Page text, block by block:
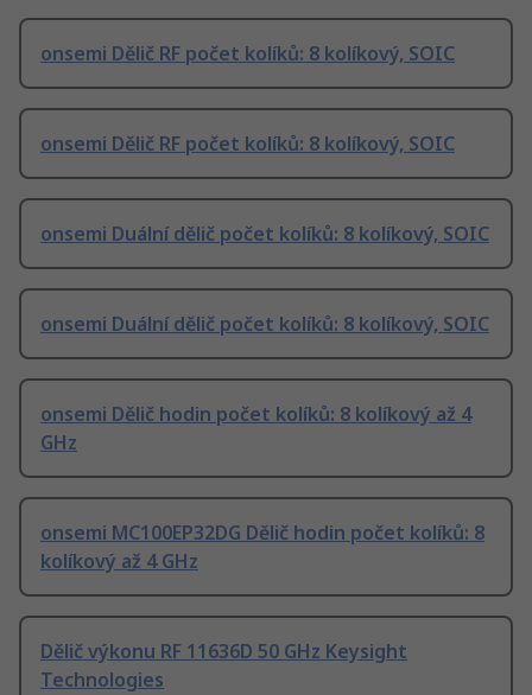
onsemi Dělič RF počet kolíků: 8 kolíkový, SOIC
onsemi Dělič RF počet kolíků: 8 kolíkový, SOIC
onsemi Duální dělič počet kolíků: 8 kolíkový, SOIC
onsemi Duální dělič počet kolíků: 8 kolíkový, SOIC
onsemi Dělič hodin počet kolíků: 8 kolíkový až 4
GHz
onsemi MC100EP32DG Dělič hodin počet kolíků: 8
kolíkový až 4 GHz
Dělič výkonu RF 11636D 50 GHz Keysight
Technologies